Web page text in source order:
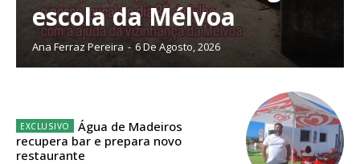
32
escola da Mélvoa
Ana Ferraz Pereira - 6 De Agosto, 2026
Água de Madeiros
recupera bar e prepara novo
restaurante